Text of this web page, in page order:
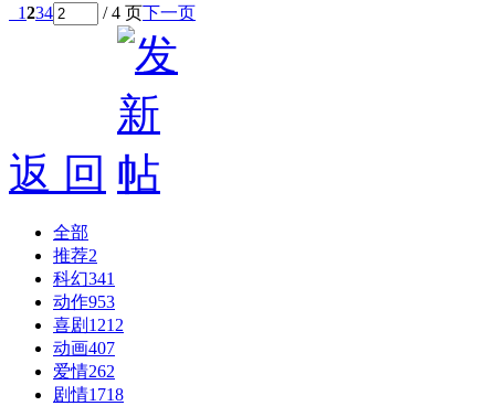
1234 / 4 页下一页
返 回
全部
推荐2
科幻341
动作953
喜剧 1212
动画407
爱情262
剧情1718